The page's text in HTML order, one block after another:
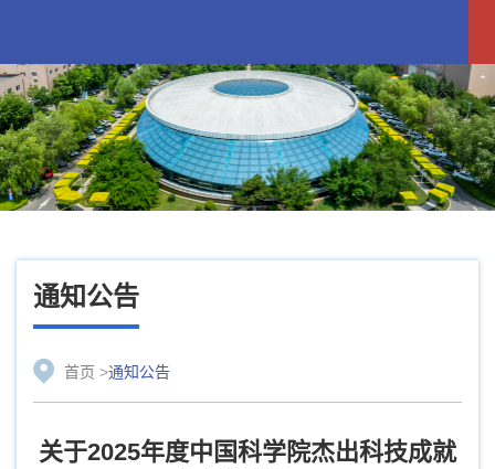
通知公告
首页 >通知公告
关于2025年度中国科学院杰出科技成就